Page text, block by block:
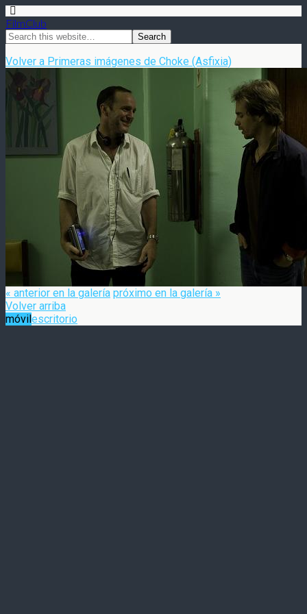
FilmClub
Volver a Primeras imágenes de Choke (Asfixia)
« anterior en la galería próximo en la galería »
Volver arriba
móvilescritorio